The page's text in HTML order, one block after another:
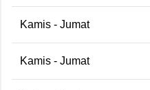
Kamis - Jumat
Kamis - Jumat